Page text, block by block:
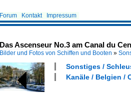
Forum Kontakt Impressum
Das Ascenseur No.3 am Canal du
Bilder und Fotos von Schiffen und Booten »
Sonstiges /
Kanäle / Belgien /